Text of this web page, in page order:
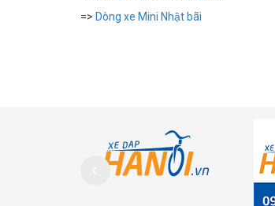
=> Dòng xe Mini Nhật bãi